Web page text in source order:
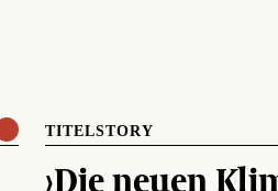
TITELSTORY
›Die neuen